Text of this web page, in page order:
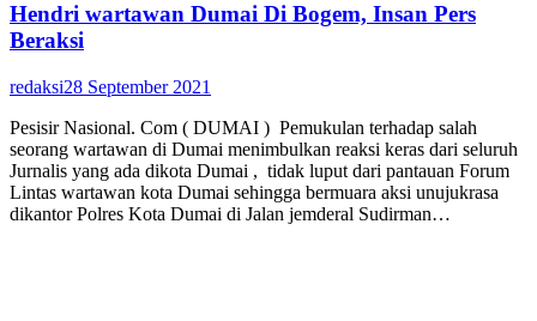
Hendri wartawan Dumai Di Bogem, Insan Pers
Beraksi
redaksi28 September 2021
Pesisir Nasional. Com ( DUMAI ) Pemukulan terhadap salah
seorang wartawan di Dumai menimbulkan reaksi keras dari seluruh
Jurnalis yang ada dikota Dumai , tidak luput dari pantauan Forum
Lintas wartawan kota Dumai sehingga bermuara aksi unujukrasa
dikantor Polres Kota Dumai di Jalan jemderal Sudirman…